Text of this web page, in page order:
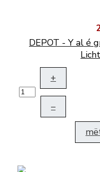
DEPOT - Y al é
+
–